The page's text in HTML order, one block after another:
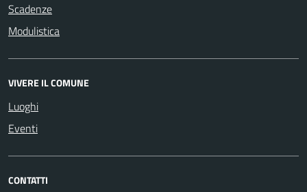
Scadenze
Modulistica
VIVERE IL COMUNE
Luoghi
Eventi
CONTATTI